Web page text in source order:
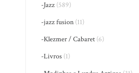
-Jazz (589)
-jazz fusion (11)
-Klezmer / Cabaret (6)
-Livros (1)